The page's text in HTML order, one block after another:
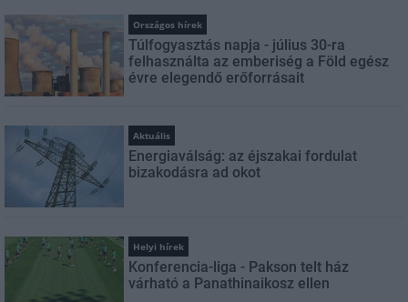
Országos hírek
Túlfogyasztás napja - július 30-ra
felhasználta az emberiség a Föld egész
évre elegendő erőforrásait
Aktuális
Energiaválság: az éjszakai fordulat
bizakodásra ad okot
Helyi hírek
Konferencia-liga - Pakson telt ház
várható a Panathinaikosz ellen